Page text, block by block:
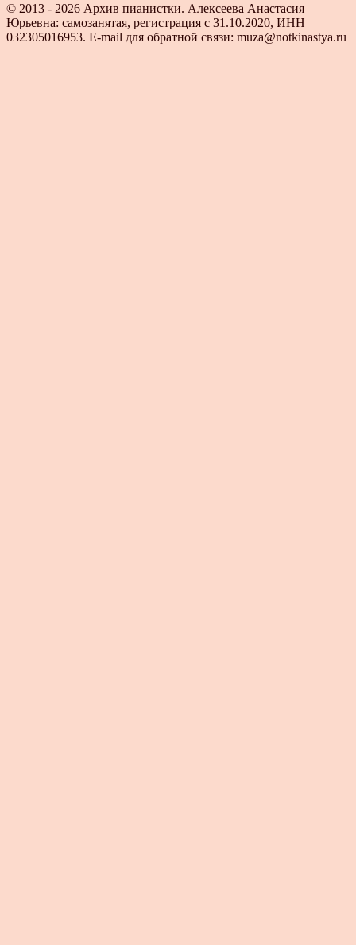
© 2013 - 2026 Архив пианистки. Алексеева Анастасия
Юрьевна: самозанятая, регистрация с 31.10.2020, ИНН
032305016953. E-mail для обратной связи: muza@notkinastya.ru